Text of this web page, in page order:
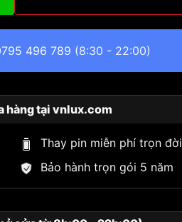
496 789 (8:30 - 22:00)
hàng tại vnlux.com
Thay pin miễn phí trọn đời
Bảo hành trọn gói 5 năm